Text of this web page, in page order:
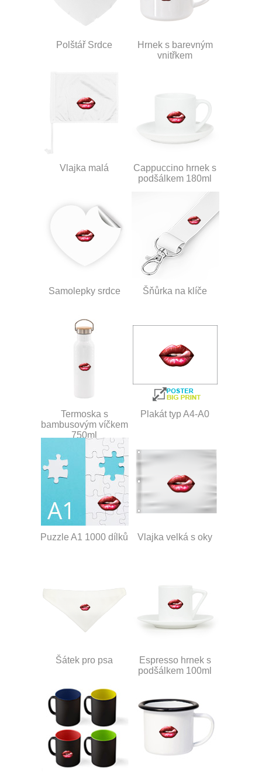
Polštář Srdce
Hrnek s barevným
vnitřkem
Vlajka malá
Cappuccino hrnek s
podšálkem 180ml
Samolepky srdce Šňůrka na klíče
Termoska s
bambusovým víčkem
750ml
Plakát typ A4-A0
Puzzle A1 1000 dílků Vlajka velká s oky
Šátek pro psa
Espresso hrnek s
podšálkem 100ml